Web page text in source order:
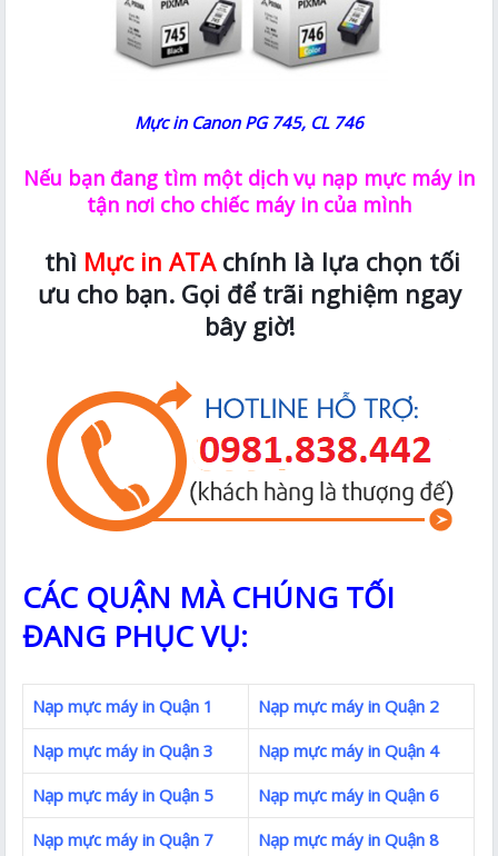
Mực in Canon PG 745, CL 746
Nếu bạn đang tìm một dịch vụ nạp mực máy in
tận nơi cho chiếc máy in của mình
thì Mực in ATAchính là lựa chọn tối
ưu cho bạn. Gọi để trãi nghiệm ngay
bây giờ!
CÁC QUẬN MÀ CHÚNG TỐI
ĐANG PHỤC VỤ:
Nạp mực máy in Quận 1
Nạp mực máy in Quận 2
Nạp mực máy in Quận 3
Nạp mực máy in Quận 4
Nạp mực máy in Quận 5
Nạp mực máy in Quận 6
Nạp mực máy in Quận 7
Nạp mực máy in Quận 8